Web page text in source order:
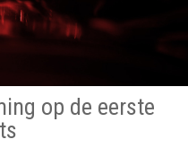
op de eerste